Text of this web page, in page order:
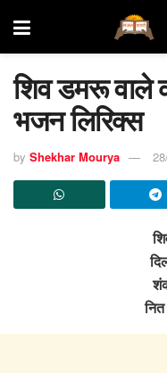
शिव डमरू वाले
भजन लिरिक्स
by Shekhar Mourya